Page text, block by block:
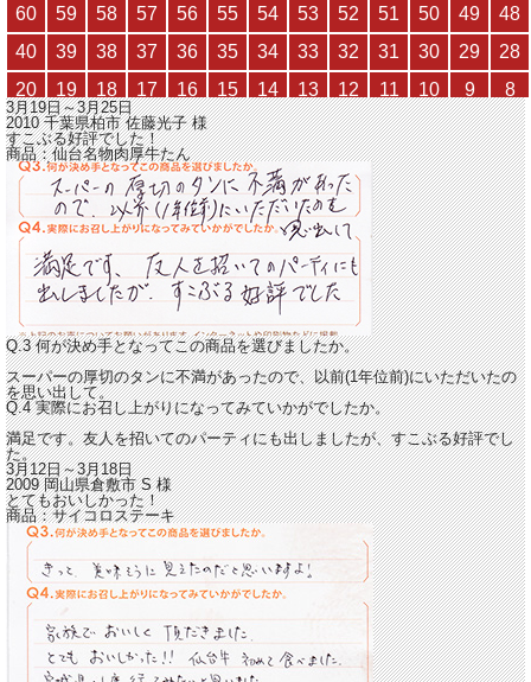
3月19日～3月25日
2010 千葉県柏市佐藤光子様
すこぶる好評でした！
商品：仙台名物肉厚牛たん
Q.3 何が決め手となってこの商品を選びましたか。
スーパーの厚切のタンに不満があったので、以前(1年位前)にいただいたの
を思い出して。
Q.4 実際にお召し上がりになってみていかがでしたか。
満足です。友人を招いてのパーティにも出しましたが、すこぶる好評でし
た。
3月12日～3月18日
2009 岡山県倉敷市S様
とてもおいしかった！
商品：サイコロステーキ